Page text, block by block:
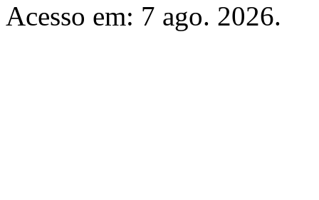
Acesso em: 7 ago. 2026.